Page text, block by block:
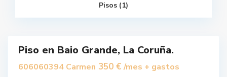
Pisos (1)
Piso en Baio Grande, La Coruña.
606060394 Carmen 350 € /mes + gastos